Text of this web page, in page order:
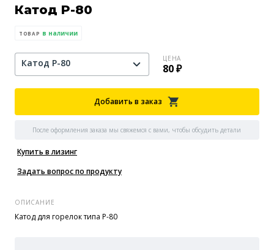
Катод P-80
ТОВАР в наличии
Катод Р-80 ЦЕНА
80 ₽
Добавить в заказ
После оформления заказа мы свяжемся с вами, чтобы обсудить детали
Купить в лизинг
Задать вопрос по продукту
ОПИСАНИЕ
Катод для горелок типа P-80